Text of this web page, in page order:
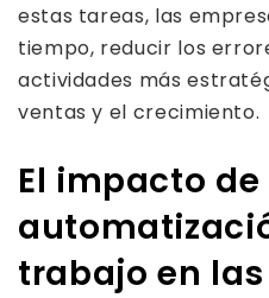
estas tareas, las
tiempo, reducir los
actividades más
ventas y el crecimiento.
El impacto de
trabajo en